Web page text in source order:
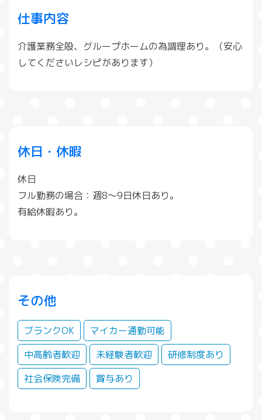
仕事内容
介護業務全般、グループホームの為調理あり。（安心
してくださいレシピがあります）
休日・休暇
休日
フル勤務の場合：週8～9日休日あり。
有給休暇あり。
その他
ブランクOK
マイカー通勤可能
中高齢者歓迎
未経験者歓迎
研修制度あり
社会保険完備
賞与あり